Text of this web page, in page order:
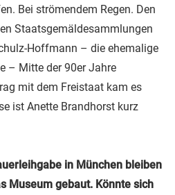
Bei strömendem Regen. Den
Staatsgemäldesammlungen
Hoffmann – die ehemalige
– Mitte der 90er Jahre
mit dem Freistaat kam es
ist Anette Brandhorst kurz
in München bleiben
Museum gebaut. Könnte sich